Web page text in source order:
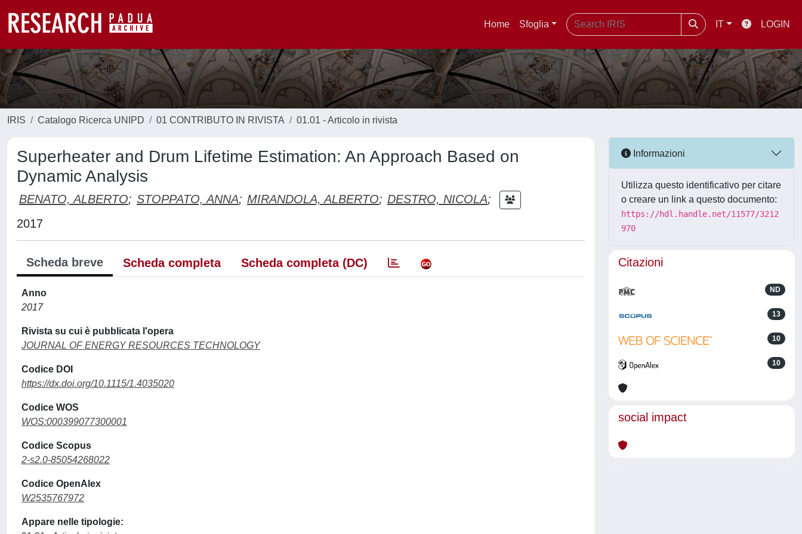
Home Sfoglia IT LOGIN
IRIS Catalogo Ricerca UNIPD 01 CONTRIBUTO IN RIVISTA 01.01 - Articolo in rivista
Superheater and Drum Lifetime Estimation: An Approach Based on
Dynamic Analysis
BENATO, ALBERTO; STOPPATO, ANNA; MIRANDOLA, ALBERTO; DESTRO, NICOLA;
2017
Scheda breve Scheda completa Scheda completa (DC)
Anno
2017
Rivista su cui è pubblicata l'opera
JOURNAL OF ENERGY RESOURCES TECHNOLOGY
Codice DOI
https://dx.doi.org/10.1115/1.4035020
Codice WOS
WOS:000399077300001
Codice Scopus
2-s2.0-85054268022
Codice OpenAlex
W2535767972
Appare nelle tipologie:
Informazioni
Utilizza questo identificativo per citare
o creare un link a questo documento:
https://hdl.handle.net/11577/3212
970
Citazioni
ND
13
10
10
social impact